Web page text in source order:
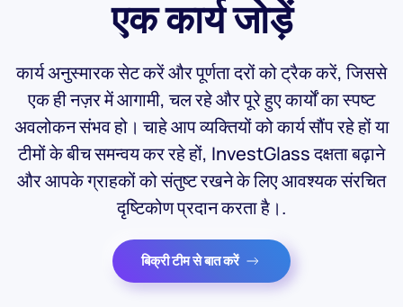
एक कार्य जोड़ें
कार्य अनुस्मारक सेट करें और पूर्णता दरों को ट्रैक करें, जिससे
एक ही नज़र में आगामी, चल रहे और पूरे हुए कार्यों का स्पष्ट
अवलोकन संभव हो। चाहे आप व्यक्तियों को कार्य सौंप रहे हों या
टीमों के बीच समन्वय कर रहे हों, InvestGlass दक्षता बढ़ाने
और आपके ग्राहकों को संतुष्ट रखने के लिए आवश्यक संरचित
दृष्टिकोण प्रदान करता है।.
बिक्री टीम से बात करें